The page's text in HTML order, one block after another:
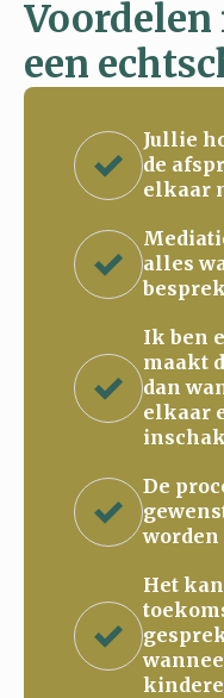
een
Jullie
de
elkaar
alles
Ik ben
maakt
dan
elkaar
De
worden
Het